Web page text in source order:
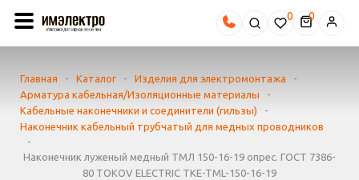
0
Главная - Каталог - Изделия для электромонтажа
-
Арматура кабельная/Изоляционные материалы
-
Кабельные наконечники и соединители (гильзы)
-
Наконечник кабельный трубчатый для медных проводников
-
Наконечник луженый медный ТМЛ 150-16-19 опрес. ГОСТ 7386-
80 TOKOV ELECTRIC TKE-TML-150-16-19